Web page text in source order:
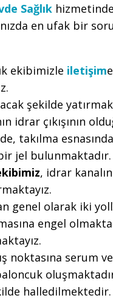
Sağlık
en ufak bir
ekibimizle iletişim
şekilde
idrar çıkışının
takılma
jel bulunmaktadır.
, idrar
genel olarak iki
engel
noktasına serum
halledilmektedir.